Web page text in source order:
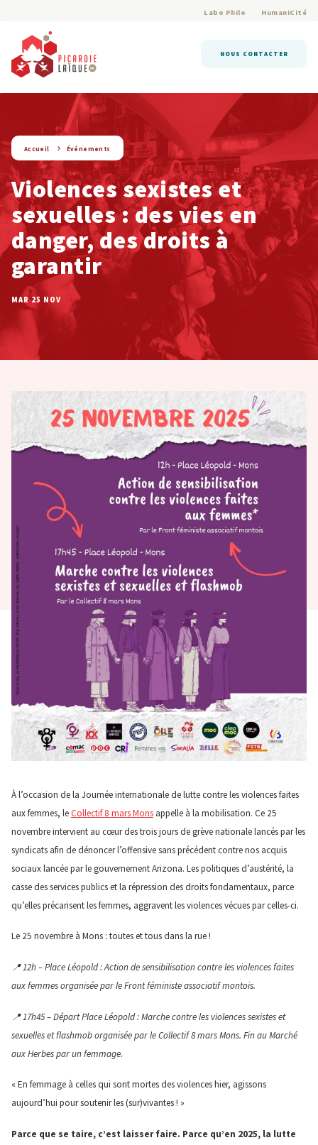
Labo Philo HumaniCité
NOUS CONTACTER
string(9) « evenement »
Accueil Événements
Violences sexistes et
sexuelles : des vies en
danger, des droits à
garantir
MAR 25 NOV
À l’occasion de la Journée internationale de lutte contre les violences faites
aux femmes, leCollectif 8 mars Monsappelle à la mobilisation. Ce 25
novembre intervient au cœur des trois jours de grève nationale lancés par les
syndicats afin de dénoncer l’offensive sans précédent contre nos acquis
sociaux lancée par le gouvernement Arizona. Les politiques d’austérité, la
casse des services publics et la répression des droits fondamentaux, parce
qu’elles précarisent les femmes, aggravent les violences vécues par celles-ci.
Le 25 novembre à Mons : toutes et tous dans la rue !
📍 12h – Place Léopold : Action de sensibilisation contre les violences faites
aux femmes organisée par le Front féministe associatif montois.
📍 17h45 – Départ Place Léopold : Marche contre les violences sexistes et
sexuelles et flashmob organisée par le Collectif 8 mars Mons. Fin au Marché
aux Herbes par un femmage.
« En femmage à celles qui sont mortes des violences hier, agissons
aujourd’hui pour soutenir les (sur)vivantes ! »
Parce que se taire, c’est laisser faire. Parce qu’en 2025, la lutte